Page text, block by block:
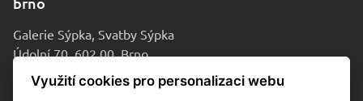
Galerie Sýpka, Svatby Sýpka
Údolní 70, 602 00, Brno
po-pá 9-16 hod
Využití cookies pro personalizaci webu